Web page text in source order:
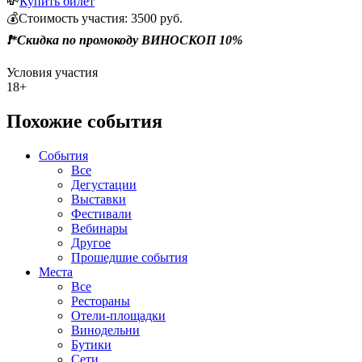
💰Стоимость участия: 3500 руб.
❗️*Скидка по промокоду ВИНОСКОП 10%
Условия участия
18+
Похожие события
События
Все
Дегустации
Выставки
Фестивали
Вебинары
Другое
Прошедшие события
Места
Все
Рестораны
Отели-площадки
Винодельни
Бутики
Сети